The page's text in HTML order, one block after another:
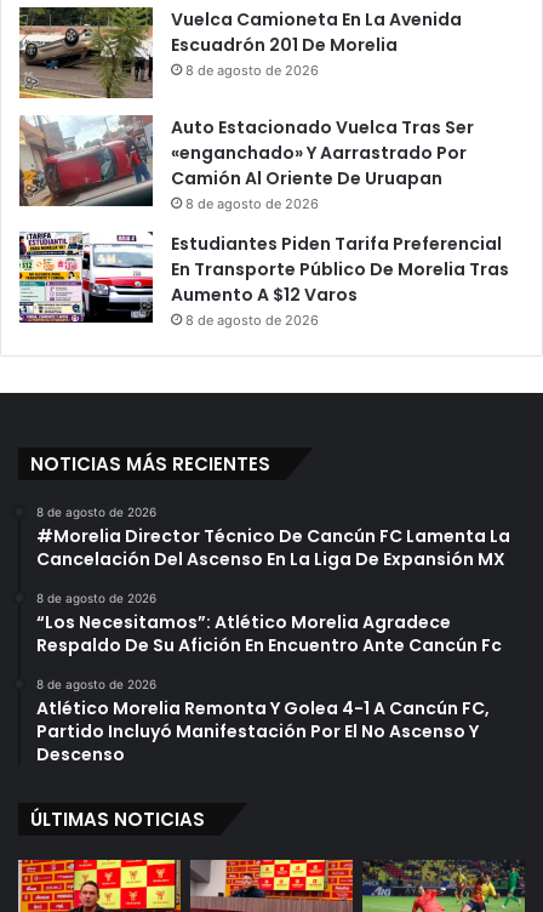
Vuelca Camioneta En La Avenida
Escuadrón 201 De Morelia
8 de agosto de 2026
Auto Estacionado Vuelca Tras Ser
«enganchado» Y Aarrastrado Por
Camión Al Oriente De Uruapan
8 de agosto de 2026
Estudiantes Piden Tarifa Preferencial
En Transporte Público De Morelia Tras
Aumento A $12 Varos
8 de agosto de 2026
NOTICIAS MÁS RECIENTES
8 de agosto de 2026
#Morelia Director Técnico De Cancún FC Lamenta La
Cancelación Del Ascenso En La Liga De Expansión MX
8 de agosto de 2026
“Los Necesitamos”: Atlético Morelia Agradece
Respaldo De Su Afición En Encuentro Ante Cancún Fc
8 de agosto de 2026
Atlético Morelia Remonta Y Golea 4-1 A Cancún FC,
Partido Incluyó Manifestación Por El No Ascenso Y
Descenso
ÚLTIMAS NOTICIAS